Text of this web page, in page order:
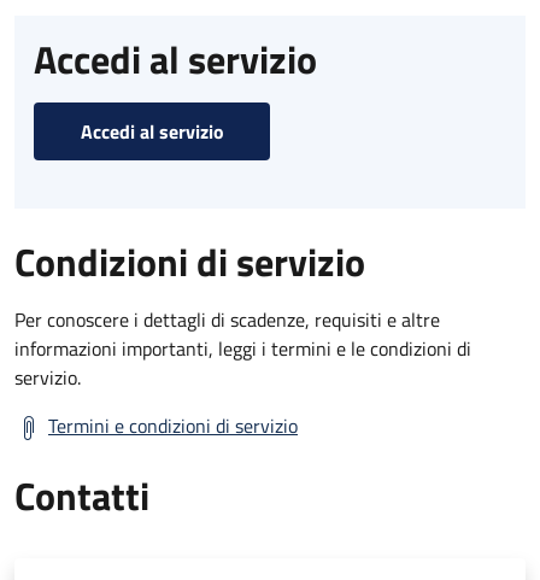
Accedi al servizio
Accedi al servizio
Condizioni di servizio
Per conoscere i dettagli di scadenze, requisiti e altre
informazioni importanti, leggi i termini e le condizioni di
servizio.
Termini e condizioni di servizio
Contatti